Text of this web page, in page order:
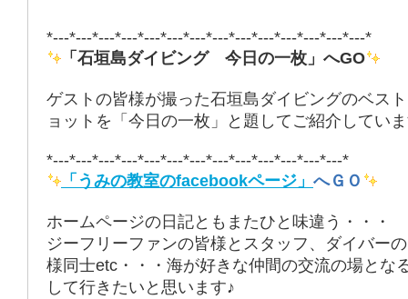
*---*---*---*---*---*---*---*---*---*---*---*---*---*---*
「石垣島ダイビング 今日の一枚」へGO
ゲストの皆様が撮った石垣島ダイビングのベス
ョットを「今日の一枚」と題してご紹介してい
*---*---*---*---*---*---*---*---*---*---*---*---*---*
「うみの教室のfacebookページ」 へＧＯ
ホームページの日記ともまたひと味違う・・・
ジーフリーファンの皆様とスタッフ、ダイバー
様同士etc・・・海が好きな仲間の交流の場とな
して行きたいと思います♪